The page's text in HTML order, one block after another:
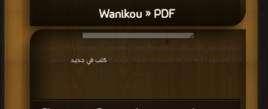
Wanikou » PDF
قراءة و تحميل كتاب كتاب Chanson « Petit indien », paroles d’Ann Rocard et
musique de Gérard Legoupil PDF مجانا | مكتبة >
كتب في جديد | التحميل : مرة/
مرات